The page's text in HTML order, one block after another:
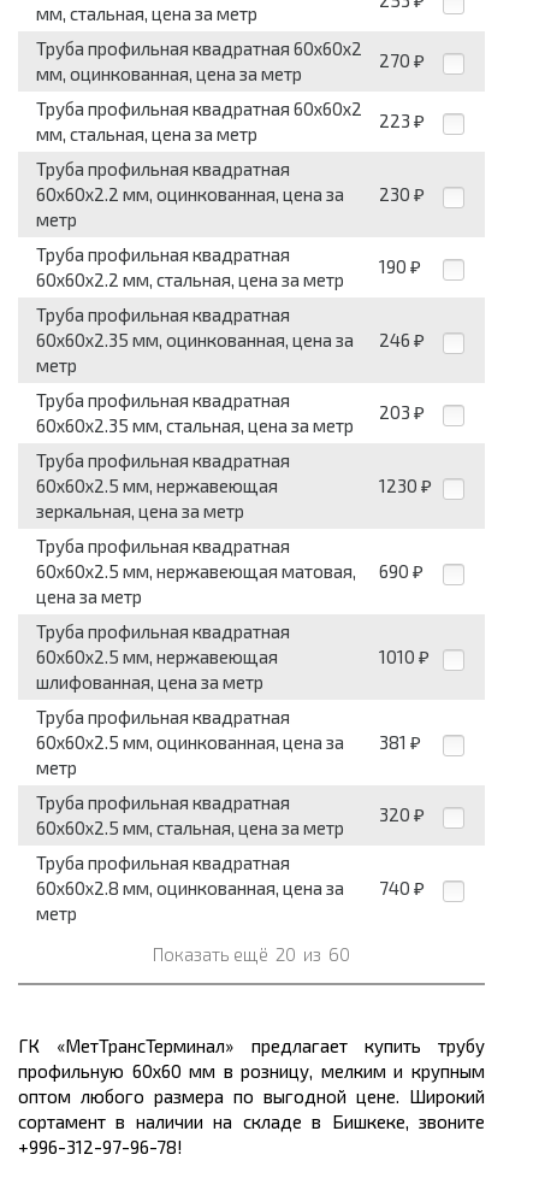
мм, стальная, цена за метр
Труба профильная квадратная 60x60x2
мм, оцинкованная, цена за метр
270 ₽
Труба профильная квадратная 60x60x2
мм, стальная, цена за метр
223 ₽
Труба профильная квадратная
60x60x2.2 мм, оцинкованная, цена за
метр
230 ₽
Труба профильная квадратная
60x60x2.2 мм, стальная, цена за метр
190 ₽
Труба профильная квадратная
60x60x2.35 мм, оцинкованная, цена за
метр
246 ₽
Труба профильная квадратная
60x60x2.35 мм, стальная, цена за метр
203 ₽
Труба профильная квадратная
60x60x2.5 мм, нержавеющая
зеркальная, цена за метр
1230 ₽
Труба профильная квадратная
60x60x2.5 мм, нержавеющая матовая,
цена за метр
690 ₽
Труба профильная квадратная
60x60x2.5 мм, нержавеющая
шлифованная, цена за метр
1010 ₽
Труба профильная квадратная
60x60x2.5 мм, оцинкованная, цена за
метр
381 ₽
Труба профильная квадратная
60x60x2.5 мм, стальная, цена за метр
320 ₽
Труба профильная квадратная
60x60x2.8 мм, оцинкованная, цена за
метр
740 ₽
Показать ещё 20 из 60
ГК «МетТрансТерминал» предлагает купить трубу
профильную 60х60 мм в розницу, мелким и крупным
оптом любого размера по выгодной цене. Широкий
сортамент в наличии на складе в Бишкеке, звоните
+996-312-97-96-78!